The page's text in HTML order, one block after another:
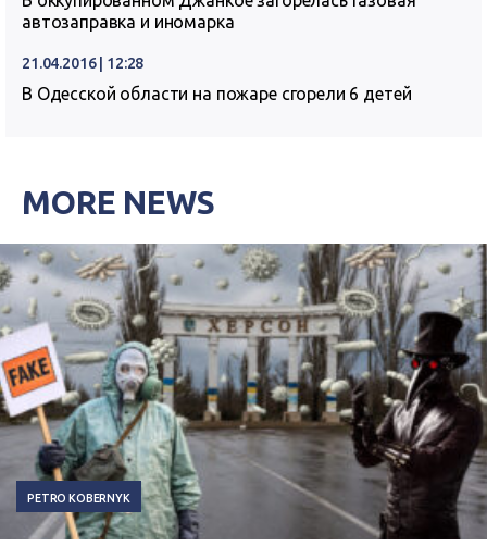
автозаправка и иномарка
21.04.2016 | 12:28
В Одесской области на пожаре сгорели 6 детей
MORE NEWS
PETRO KOBERNYK